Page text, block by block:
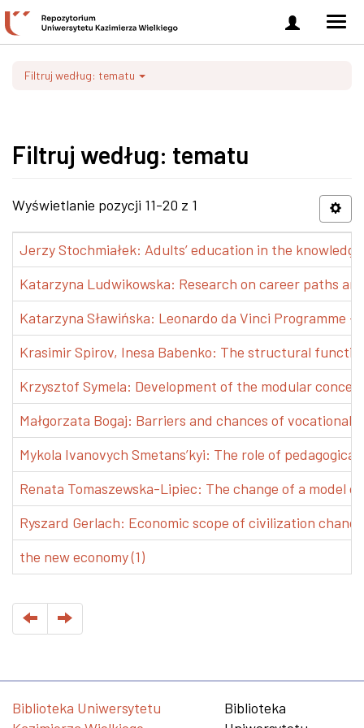
Zaloguj
się
Filtruj według: tematu
Filtruj według: tematu
Wyświetlanie pozycji 11-20 z 1
Jerzy Stochmiałek: Adults’ education in the
Katarzyna Ludwikowska: Research on career paths
Katarzyna Sławińska: Leonardo da Vinci Programme
Krasimir Spirov, Inesa Babenko: The structural
Krzysztof Symela: Development of the modular
Małgorzata Bogaj: Barriers and chances of vocational
Mykola Ivanovych Smetans’kyi: The role of
Renata Tomaszewska-Lipiec: The change of a model
Ryszard Gerlach: Economic scope of civilization
the new economy (1)
Biblioteka Uniwersytetu
Biblioteka